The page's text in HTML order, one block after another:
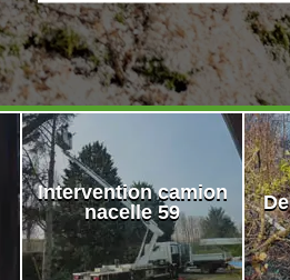
Intervention camion
nacelle 59